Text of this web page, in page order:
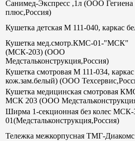
Санимед-Экспресс ,1л (ООО Гегиена
плюс,Россия)
Кушетка детская М 111-040, каркас
Кушетка мед.смотр.КМС-01-"МСК"
(МСК-203) (ООО
Медстальконструкция,Россия)
Кушетка смотровая М 111-034,
кож.зам.белый) (ООО
Кушетка медицинская смотровая
МСК 203 (ООО
Ширма 1-секционная без колес МСК-
01(Медстальконструкция,Россия)
Тележка межкорпусная ТМГ-Диакомс